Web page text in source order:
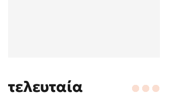
τελευταία